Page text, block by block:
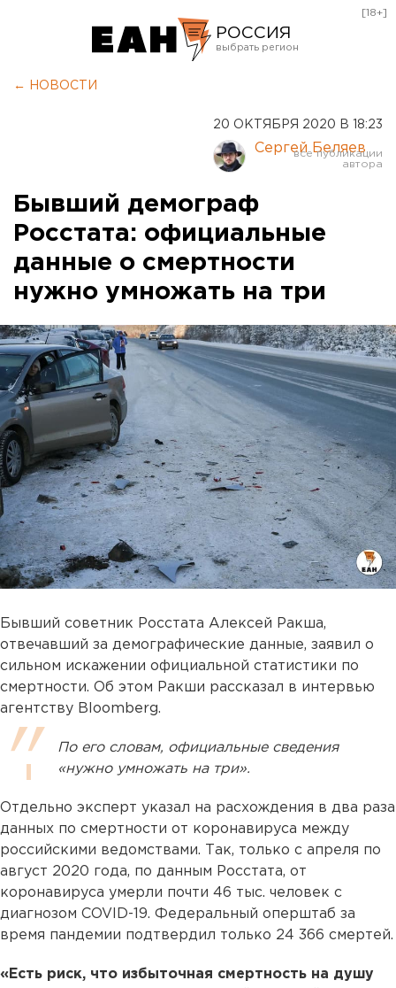
РОССИЯ
Курган
Оренбург
[18+]
← НОВОСТИ
20 ОКТЯБРЯ 2020 В 18:23
Сергей Беляев
Бывший демограф
Росстата: официальные
данные о смертности
нужно умножать на три
Бывший советник Росстата Алексей Ракша,
отвечавший за демографические данные, заявил о
сильном искажении официальной статистики по
смертности. Об этом Ракши рассказал в интервью
агентству Bloomberg.
По его словам, официальные сведения
«нужно умножать на три».
Отдельно эксперт указал на расхождения в два раза
данных по смертности от коронавируса между
российскими ведомствами. Так, только с апреля по
август 2020 года, по данным Росстата, от
коронавируса умерли почти 46 тыс. человек с
диагнозом COVID-19. Федеральный оперштаб за
время пандемии подтвердил только 24 366 смертей.
«Есть риск, что избыточная смертность на душу